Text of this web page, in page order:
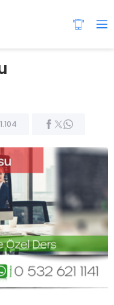
1.104